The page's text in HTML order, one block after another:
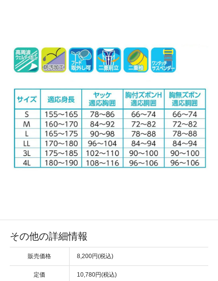
その他の詳細情報
販売価格 8,200円(税込)
定価 10,780円(税込)